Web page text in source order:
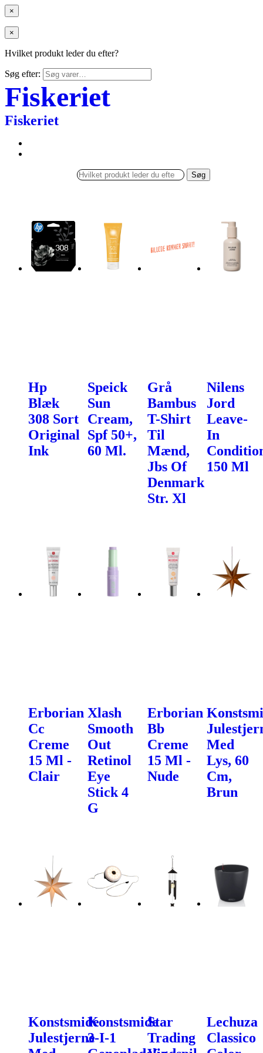
×
×
Hvilket produkt leder du efter?
Søg efter:
Fiskeriet
Fiskeriet
Søg
Hp
Blæk
308 Sort
Original
Ink
Speick
Sun
Cream,
Spf 50+,
60 Ml.
Grå
Bambus
T-Shirt
Til
Mænd,
Jbs Of
Denmark
Str. Xl
Nilens
Jord
Leave-
In
150 Ml
Erborian
Cc
Creme
15 Ml -
Clair
Xlash
Smooth
Out
Retinol
Eye
Stick 4
G
Erborian
Bb
Creme
15 Ml -
Nude
Med
Lys, 60
Cm,
Brun
Konstsmide
Julestjerne
Konstsmide
3-I-1
Star
Trading
Lechuza
Classico